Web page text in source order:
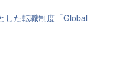
した転職制度「Global